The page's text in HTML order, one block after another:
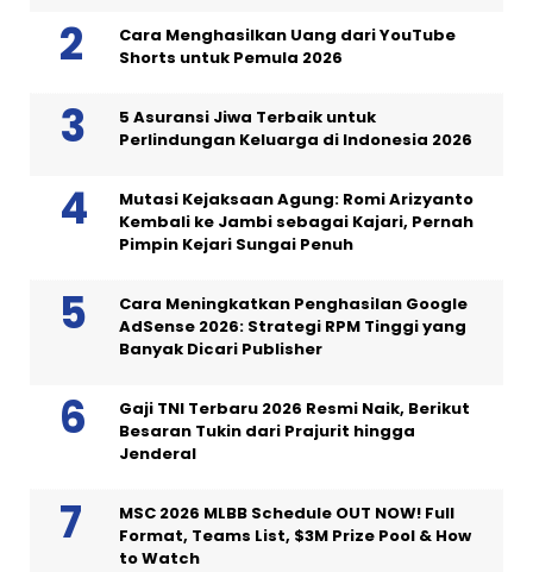
Cara Menghasilkan Uang dari YouTube
Shorts untuk Pemula 2026
5 Asuransi Jiwa Terbaik untuk
Perlindungan Keluarga di Indonesia 2026
Mutasi Kejaksaan Agung: Romi Arizyanto
Kembali ke Jambi sebagai Kajari, Pernah
Pimpin Kejari Sungai Penuh
Cara Meningkatkan Penghasilan Google
AdSense 2026: Strategi RPM Tinggi yang
Banyak Dicari Publisher
Gaji TNI Terbaru 2026 Resmi Naik, Berikut
Besaran Tukin dari Prajurit hingga
Jenderal
MSC 2026 MLBB Schedule OUT NOW! Full
Format, Teams List, $3M Prize Pool & How
to Watch